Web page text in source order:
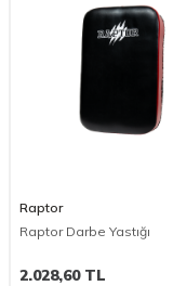
Raptor
Raptor Darbe Yastığı
2.028,60TL